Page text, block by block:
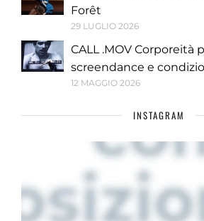
Forêt
29 LUGLIO 2026
CALL .MOV Corporeità
screendance e
12 MAGGIO 2026
INSTAGRAM